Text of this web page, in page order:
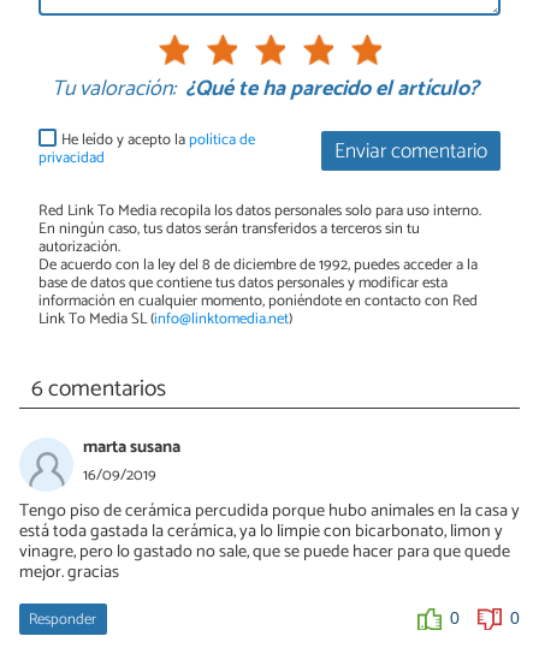
Tu valoración: ¿Qué te ha parecido el artículo?
Enviar comentario
He leído y acepto lapolítica de
privacidad
Red Link To Media recopila los datos personales solo para uso interno.
En ningún caso, tus datos serán transferidos a terceros sin tu
autorización.
De acuerdo con la ley del 8 de diciembre de 1992, puedes acceder a la
base de datos que contiene tus datos personales y modificar esta
información en cualquier momento, poniéndote en contacto con Red
Link To Media SL (info@linktomedia.net)
6 comentarios
marta susana
16/09/2019
Tengo piso de cerámica percudida porque hubo animales en la casa y
está toda gastada la cerámica, ya lo limpie con bicarbonato, limon y
vinagre, pero lo gastado no sale, que se puede hacer para que quede
mejor. gracias
Responder 0 0